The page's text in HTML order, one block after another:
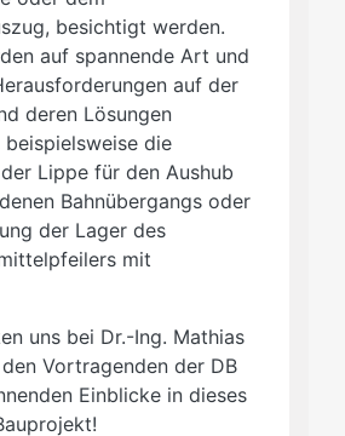
besichtigt werden.
auf spannende Art und
auf der
deren Lösungen
die
Lippe für den Aushub
Bahnübergangs oder
der Lager des
mit
uns bei Dr.-Ing. Mathias
Vortragenden der DB
Einblicke in dieses